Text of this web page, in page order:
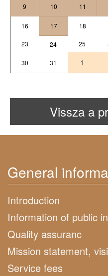
9 10 11
16 17 18
23 24 25
30 31 1
Vissza a
General
Introduction
Information of public
Quality assuranc
Mission statement,
Service fees